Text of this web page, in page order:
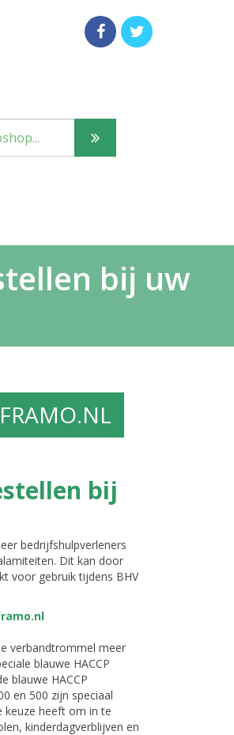
bij uw
bij
bedrijfshulpverleners
Dit kan door
voor gebruik tijdens BHV
verbandtrommel meer
blauwe HACCP
blauwe HACCP
en 500 zijn speciaal
keuze heeft om in te
kinderdagverblijven en